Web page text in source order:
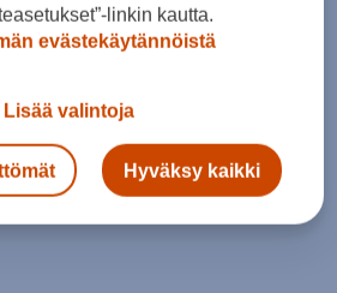
linkin kautta.
evästekäytännöistä
Lisää valintoja
Hyväksy kaikki